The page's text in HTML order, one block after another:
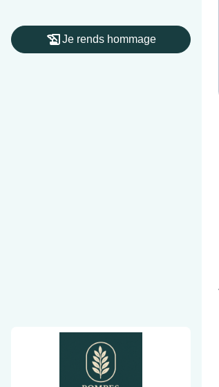
Je rends hommage